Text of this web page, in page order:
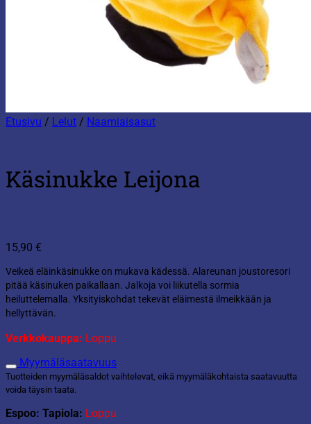
Etusivu / Lelut / Naamiaisasut
Käsinukke Leijona
15,90 €
Veikeä eläinkäsinukke on mukava kädessä. Alareunan joustoresori
pitää käsinuken paikallaan. Jalkoja voi liikutella sormia
heiluttelemalla. Yksityiskohdat tekevät eläimestä ilmeikkään ja
hellyttävän.
Verkkokauppa: Loppu
Myymäläsaatavuus
Tuotteiden myymäläsaldot vaihtelevat, eikä myymäläkohtaista saatavuutta
voida täysin taata.
Espoo: Tapiola: Loppu